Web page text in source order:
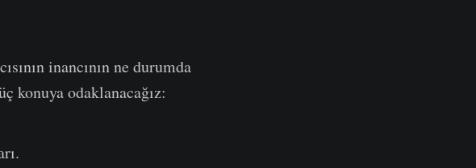
inancının ne durumda
konuya odaklanacağız: